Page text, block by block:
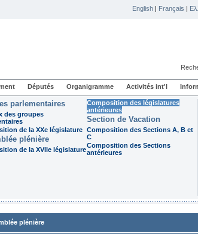
English | Français |
Députés Organigramme Activités int'l
parlementaires
des groupes
de la XXe législature
plénière
de la XVIIe législature
Composition des législatures
antérieures
Section de Vacation
Composition des Sections A, B et
C
Composition des Sections
antérieures
plénière